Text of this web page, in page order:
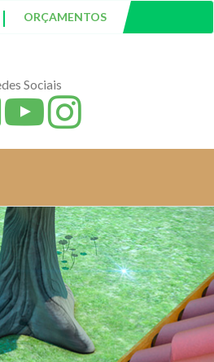
| ORÇAMENTOS
Sociais